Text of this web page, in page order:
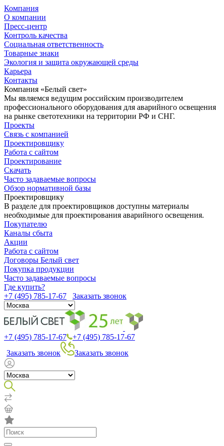
Компания
О компании
Пресс-центр
Контроль качества
Социальная ответственность
Товарные знаки
Экология и защита окружающей среды
Карьера
Контакты
Компания «Белый свет»
Мы являемся ведущим российским производителем
профессионального оборудования для аварийного освещения
на рынке светотехники на территории РФ и СНГ.
Проекты
Связь с компанией
Проектировщику
Работа с сайтом
Проектирование
Скачать
Часто задаваемые вопросы
Обзор нормативной базы
Проектировщику
В разделе для проектировщиков доступны материалы
необходимые для проектирования аварийного освещения.
Покупателю
Каналы сбыта
Акции
Работа с сайтом
Договоры Белый свет
Покупка продукции
Часто задаваемые вопросы
Где купить?
+7 (495) 785-17-67
Заказать звонок
+7 (495) 785-17-67
+7 (495) 785-17-67
Заказать звонок
Заказать звонок